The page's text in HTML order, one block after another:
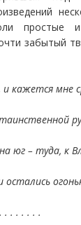
простые и
забытый
кажется мне
юг – туда, к
. . . . . . .